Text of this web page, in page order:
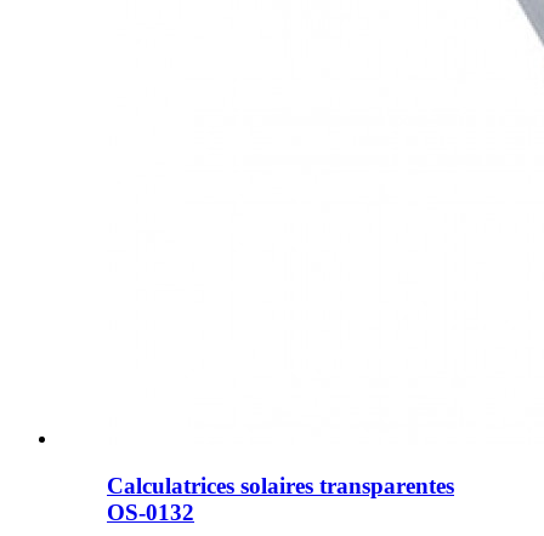
Calculatrices solaires transparentes
OS-0132